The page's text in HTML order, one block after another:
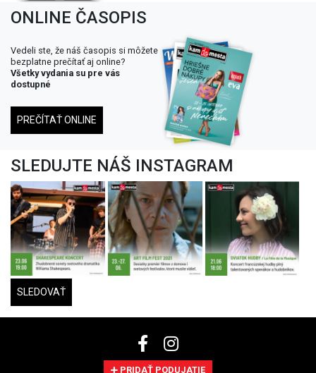
ONLINE ČASOPIS
Vedeli ste, že náš časopis si môžete
bezplatne prečítať aj online?
Všetky vydania su pre vás
dostupné
PREČÍTAŤ ONLINE
SLEDUJTE NÁŠ INSTAGRAM
SLEDOVAŤ
PRIDAŤ PODUJATIE